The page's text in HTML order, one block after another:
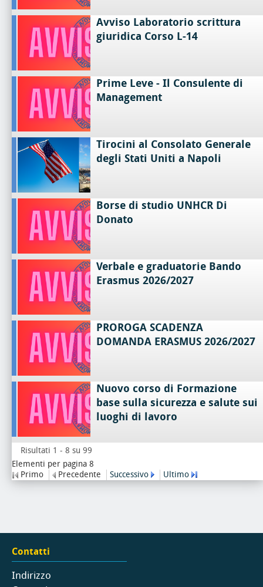
Avviso Laboratorio scrittura
giuridica Corso L-14
Prime Leve - Il Consulente di
Management
Tirocini al Consolato Generale
degli Stati Uniti a Napoli
Borse di studio UNHCR Di
Donato
Verbale e graduatorie Bando
Erasmus 2026/2027
PROROGA SCADENZA
DOMANDA ERASMUS 2026/2027
Nuovo corso di Formazione
base sulla sicurezza e salute sui
luoghi di lavoro
Risultati 1 - 8 su 99
Elementi per pagina 8
Primo
Precedente Successivo Ultimo
Contatti
Indirizzo